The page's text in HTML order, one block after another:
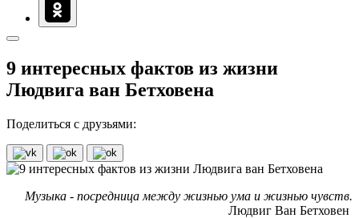
9 интересных фактов из жизни
Людвига ван Бетховена
Поделиться с друзьями:
Музыка - посредница между жизнью ума и жизнью чувств.
Людвиг Ван Бетховен